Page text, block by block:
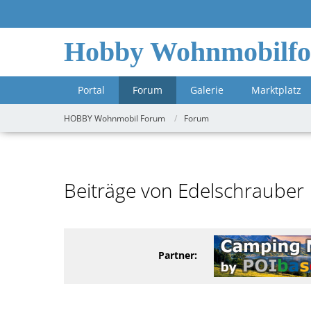
Hobby
Portal Forum Galerie Marktplatz
HOBBY Wohnmobil Forum Forum
Beiträge von Edelschrauber
Partner: